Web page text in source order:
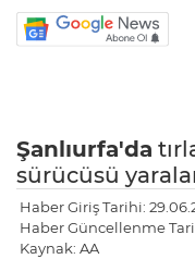
Şanlıurfa'da
sürücüsü
Haber Giriş Tarihi:
Haber Güncellenme
Kaynak: AA